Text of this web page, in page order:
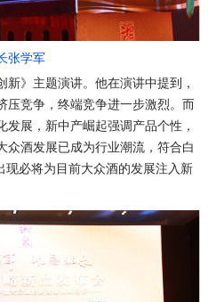
张学军
》主题演讲。他在演讲中提到，
压竞争，终端竞争进一步激烈。而
展，新中产崛起强调产品个性，
众酒发展已成为行业潮流，符合白
现必将为目前大众酒的发展注入新